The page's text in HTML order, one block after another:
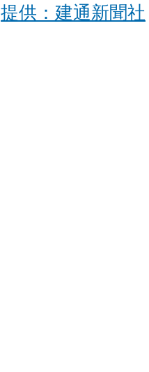
提供：建通新聞社